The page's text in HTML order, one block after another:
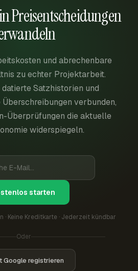
Preisentscheidungen
und abrechenbare
zu echter Projektarbeit.
Satzhistorien und
verbunden,
Überprüfungen die aktuelle
widerspiegeln.
starten
· Keine Kreditkarte · Jederzeit kündbar
Oder
Google registrieren